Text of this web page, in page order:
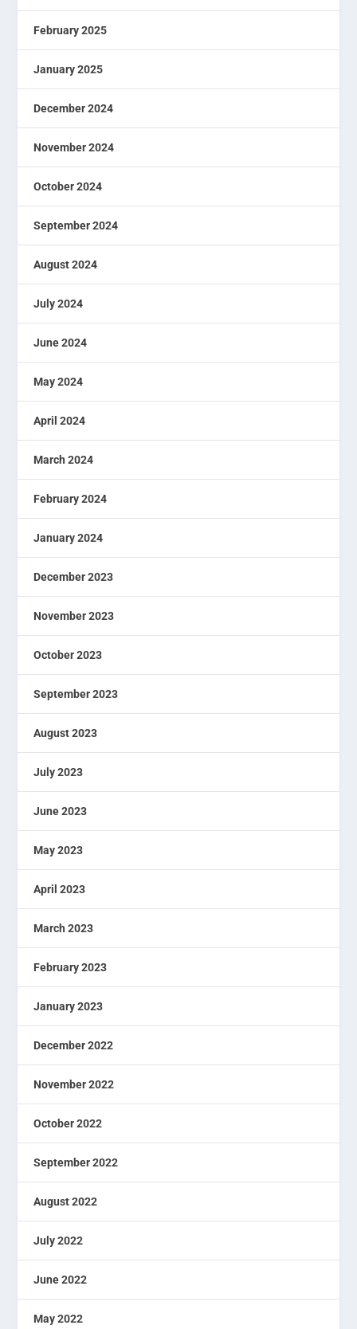
February 2025
January 2025
December 2024
November 2024
October 2024
September 2024
August 2024
July 2024
June 2024
May 2024
April 2024
March 2024
February 2024
January 2024
December 2023
November 2023
October 2023
September 2023
August 2023
July 2023
June 2023
May 2023
April 2023
March 2023
February 2023
January 2023
December 2022
November 2022
October 2022
September 2022
August 2022
July 2022
June 2022
May 2022